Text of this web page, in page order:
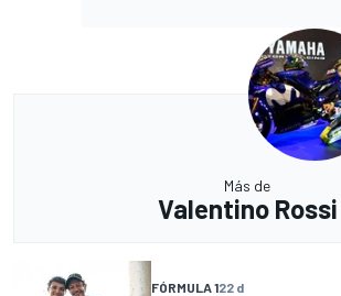
Más de
Valentino Rossi
FÓRMULA 122 d